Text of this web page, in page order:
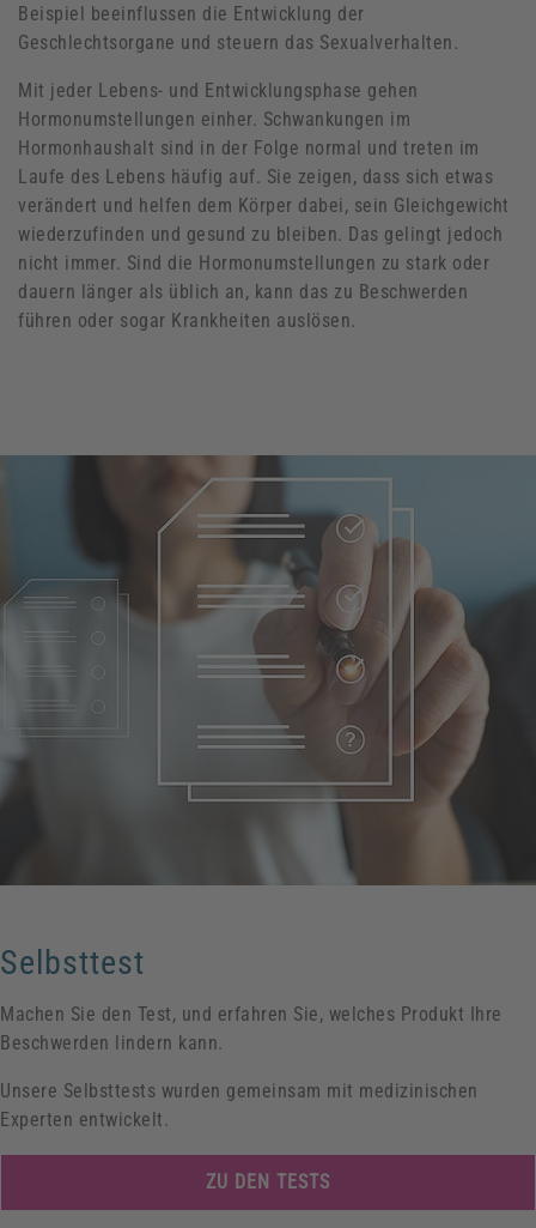
Beispiel beeinflussen die Entwicklung der
Geschlechtsorgane und steuern das Sexualverhalten.
Mit jeder Lebens- und Entwicklungsphase gehen
Hormonumstellungen einher. Schwankungen im
Hormonhaushalt sind in der Folge normal und treten im
Laufe des Lebens häufig auf. Sie zeigen, dass sich etwas
verändert und helfen dem Körper dabei, sein Gleichgewicht
wiederzufinden und gesund zu bleiben. Das gelingt jedoch
nicht immer. Sind die Hormonumstellungen zu stark oder
dauern länger als üblich an, kann das zu Beschwerden
führen oder sogar Krankheiten auslösen.
Selbsttest
Machen Sie den Test, und erfahren Sie, welches Produkt Ihre
Beschwerden lindern kann.
Unsere Selbsttests wurden gemeinsam mit medizinischen
Experten entwickelt.
ZU DEN TESTS